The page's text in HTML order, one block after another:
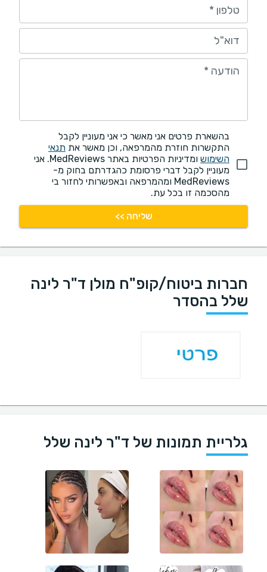
טלפון *
דוא"ל
הודעה *
בהשארת פרטים אני מאשר כי אני מעוניין לקבל
התקשרות חוזרת מהמרפאה, וכן מאשר את תנאי
השימוש
ומדיניות הפרטיות באתר MedReviews. אני
מעוניין לקבל דברי פרסומת כהגדרתם בחוק מ-
MedReviews ומהמרפאה ובאפשרותי לחזור בי
מהסכמה זו בכל עת.
שליחה >>
חברות ביטוח/קופ"ח מולן ד"ר לינה
שלל בהסדר
גלריית תמונות של ד"ר לינה שלל